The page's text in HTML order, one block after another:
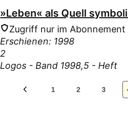
»Leben« als Quell
Zugriff nur im Abonnement
Erschienen: 1998
2
Logos - Band 1998,5 - Heft
1 2 3